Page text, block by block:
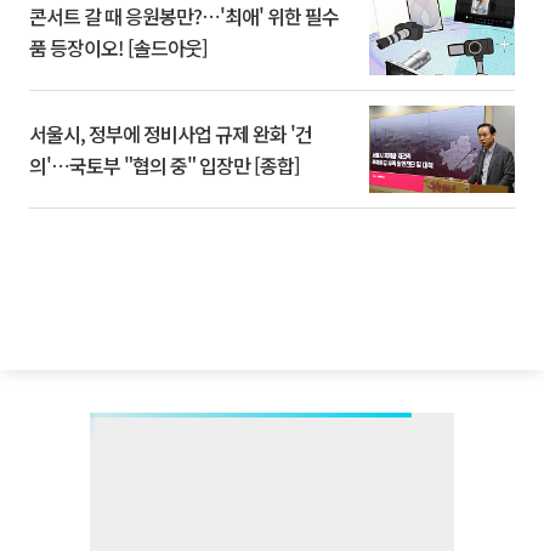
콘서트 갈 때 응원봉만?⋯'최애' 위한 필수
품 등장이오! [솔드아웃]
서울시, 정부에 정비사업 규제 완화 '건
의'⋯국토부 "협의 중" 입장만 [종합]